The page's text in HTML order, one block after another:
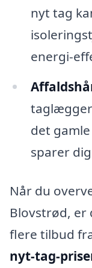
nyt tag
energi-
det
sparer
Når du
Blovstrød, er
flere tilbud
nyt-tag-